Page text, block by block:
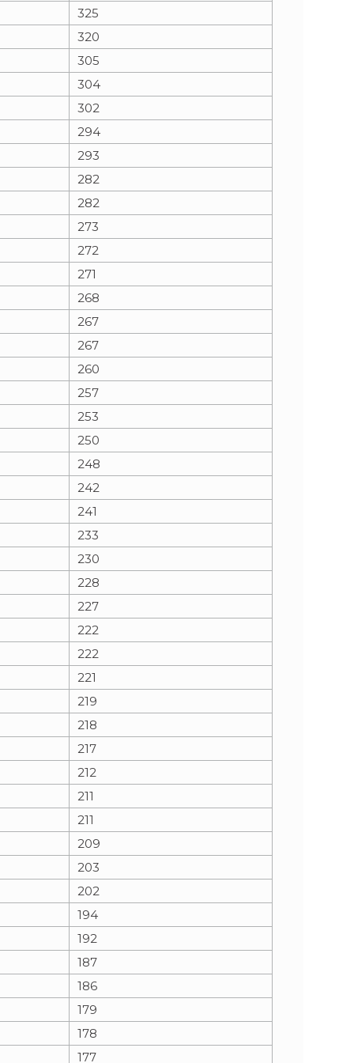
325
320
305
304
302
294
293
282
282
273
272
271
268
267
267
260
257
253
250
248
242
241
233
230
228
227
222
222
221
219
218
217
212
211
211
209
203
202
194
192
187
186
179
178
177